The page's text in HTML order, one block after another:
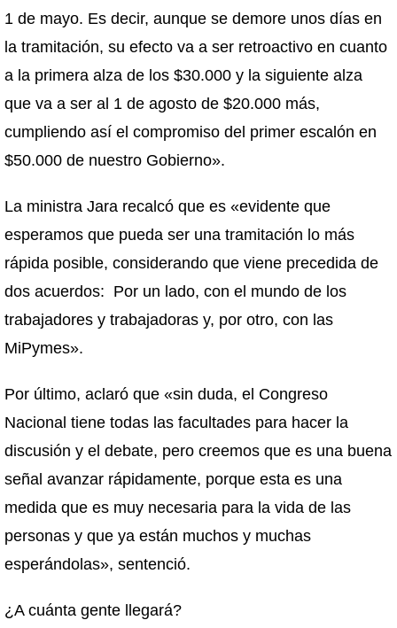
1 de mayo. Es decir, aunque se demore unos días en
la tramitación, su efecto va a ser retroactivo en cuanto
a la primera alza de los $30.000 y la siguiente alza
que va a ser al 1 de agosto de $20.000 más,
cumpliendo así el compromiso del primer escalón en
$50.000 de nuestro Gobierno».
La ministra Jara recalcó que es «evidente que
esperamos que pueda ser una tramitación lo más
rápida posible, considerando que viene precedida de
dos acuerdos: Por un lado, con el mundo de los
trabajadores y trabajadoras y, por otro, con las
MiPymes».
Por último, aclaró que «sin duda, el Congreso
Nacional tiene todas las facultades para hacer la
discusión y el debate, pero creemos que es una buena
señal avanzar rápidamente, porque esta es una
medida que es muy necesaria para la vida de las
personas y que ya están muchos y muchas
esperándolas», sentenció.
¿A cuánta gente llegará?